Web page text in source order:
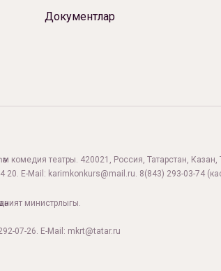
Документлар
комедия театры. 420021, Россия, Татарстан, Казан,
20. E-Mail: karimkonkurs@mail.ru. 8(843) 293-03-74
министрлыгы.
07-26. E-Mail: mkrt@tatar.ru